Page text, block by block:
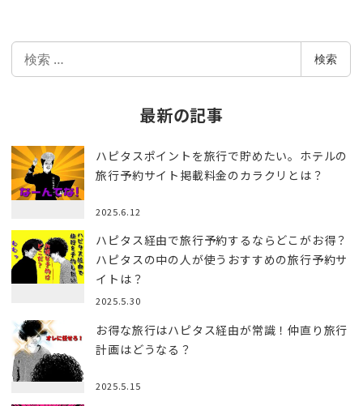
ビ
ゲ
ン
検
検索
最新の記事
ハピタスポイントを旅行で貯めたい。ホテルの
旅行予約サイト掲載料金のカラクリとは？
2025.6.12
ハピタス経由で旅行予約するならどこがお得？
ハピタスの中の人が使うおすすめの旅行予約サ
イトは？
2025.5.30
お得な旅行はハピタス経由が常識！仲直り旅行
計画はどうなる？
2025.5.15